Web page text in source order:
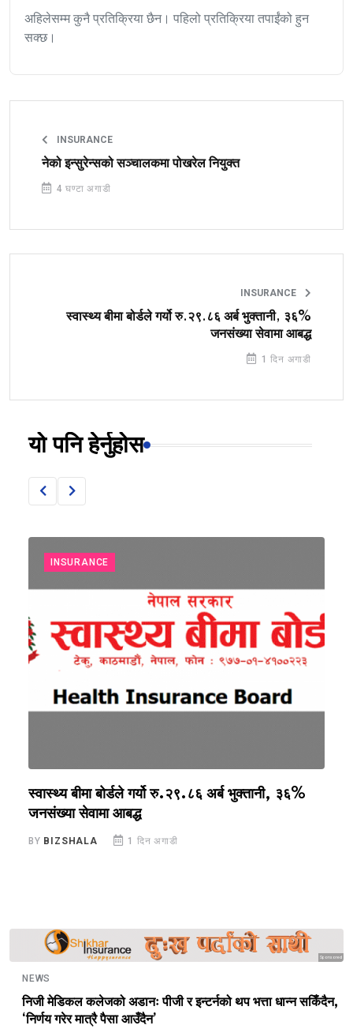
अहिलेसम्म कुनै प्रतिक्रिया छैन। पहिलो प्रतिक्रिया तपाईंको हुन
सक्छ।
INSURANCE
नेको इन्सुरेन्सको सञ्चालकमा पोखरेल नियुक्त
4 घण्टा अगाडी
INSURANCE
स्वास्थ्य बीमा बोर्डले गर्यो रु.२९.८६ अर्ब भुक्तानी, ३६%
जनसंख्या सेवामा आबद्ध
1 दिन अगाडी
यो पनि हेर्नुहोस
INSURANCE
स्वास्थ्य बीमा बोर्डले गर्यो रु.२९.८६ अर्ब भुक्तानी, ३६%
जनसंख्या सेवामा आबद्ध
BY BIZSHALA 1 दिन अगाडी
Sponsored
NEWS
निजी मेडिकल कलेजको अडानः पीजी र इन्टर्नको थप भत्ता धान्न सकिँदैन,
‘निर्णय गरेर मात्रै पैसा आउँदैन’